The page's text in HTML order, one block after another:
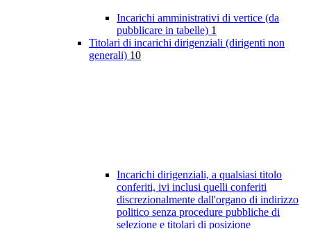
Incarichi amministrativi di vertice (da
pubblicare in tabelle) 1
Titolari di incarichi dirigenziali (dirigenti non
generali) 10
Incarichi dirigenziali, a qualsiasi titolo
conferiti, ivi inclusi quelli conferiti
discrezionalmente dall'organo di indirizzo
politico senza procedure pubbliche di
selezione e titolari di posizione